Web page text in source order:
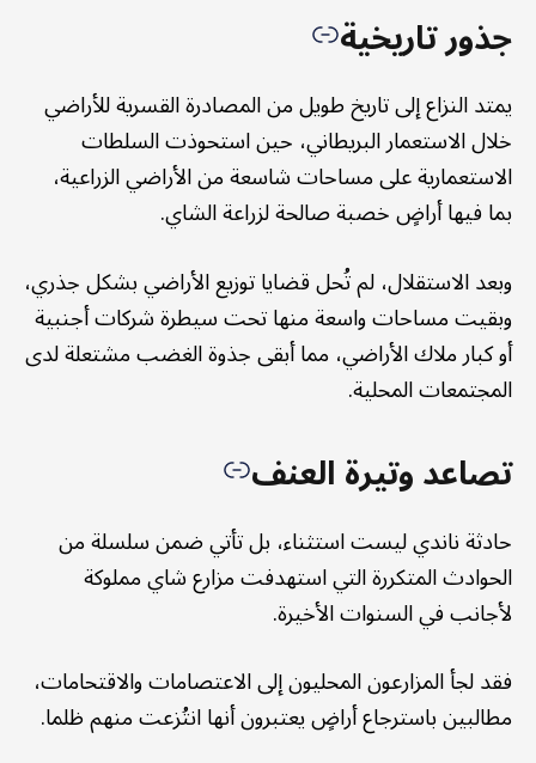
جذور تاريخية
يمتد النزاع إلى تاريخ طويل من المصادرة القسرية للأراضي
خلال الاستعمار البريطاني، حين استحوذت السلطات
الاستعمارية على مساحات شاسعة من الأراضي الزراعية،
بما فيها أراضٍ خصبة صالحة لزراعة الشاي.
وبعد الاستقلال، لم تُحل قضايا توزيع الأراضي بشكل جذري،
وبقيت مساحات واسعة منها تحت سيطرة شركات أجنبية
أو كبار ملاك الأراضي، مما أبقى جذوة الغضب مشتعلة لدى
المجتمعات المحلية.
تصاعد وتيرة العنف
حادثة ناندي ليست استثناء، بل تأتي ضمن سلسلة من
الحوادث المتكررة التي استهدفت مزارع شاي مملوكة
لأجانب في السنوات الأخيرة.
فقد لجأ المزارعون المحليون إلى الاعتصامات والاقتحامات،
مطالبين باسترجاع أراضٍ يعتبرون أنها انتُزعت منهم ظلما.